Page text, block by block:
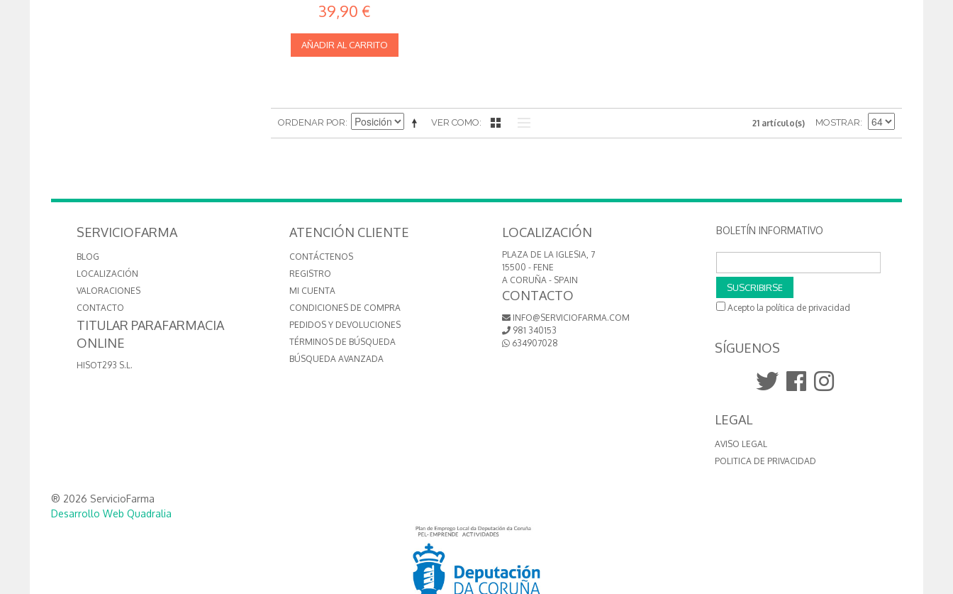
39,90 €
AÑADIR AL CARRITO
VER COMO
ORDENAR POR 21 artículo(s) MOSTRAR
SERVICIOFARMA
BLOG
LOCALIZACIÓN
VALORACIONES
CONTACTO
TITULAR PARAFARMACIA
ONLINE
HISOT293 S.L.
ATENCIÓN CLIENTE
CONTÁCTENOS
REGISTRO
MI CUENTA
CONDICIONES DE COMPRA
PEDIDOS Y DEVOLUCIONES
TÉRMINOS DE BÚSQUEDA
BÚSQUEDA AVANZADA
LOCALIZACIÓN
PLAZA DE LA IGLESIA, 7
15500 - FENE
A CORUÑA - SPAIN
CONTACTO
INFO@SERVICIOFARMA.COM
981 340153
634907028
BOLETÍN INFORMATIVO
SUSCRIBIRSE
Acepto la política de privacidad
SÍGUENOS
LEGAL
AVISO LEGAL
POLITICA DE PRIVACIDAD
® 2026 ServicioFarma
Desarrollo Web Quadralia